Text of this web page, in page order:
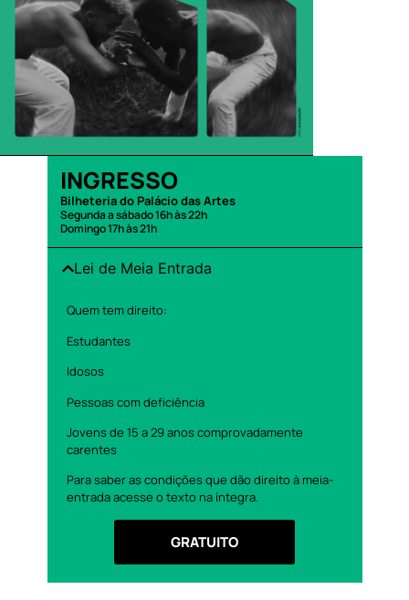
INGRESSO
Bilheteria do Palácio das Artes
Segunda a sábado 16h às 22h
Domingo 17h às 21h
Lei de Meia Entrada
Quem tem direito:
Estudantes
Idosos
Pessoas com deficiência
Jovens de 15 a 29 anos comprovadamente
carentes
Para saber as condições que dão direito à meia-
entrada acesse o texto na íntegra.
GRATUITO